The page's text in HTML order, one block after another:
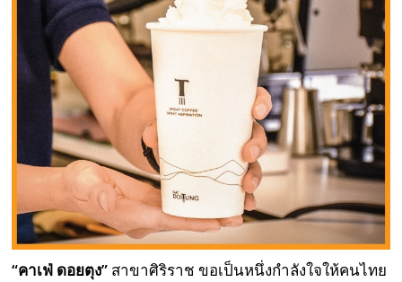
“คาเฟ่ ดอยตุง” สาขาศิริราช ขอเป็นหนึ่งกำลังใจให้คนไทย